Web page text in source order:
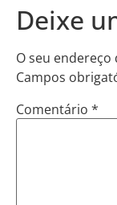
Deixe
O seu
Campos
Comentário *